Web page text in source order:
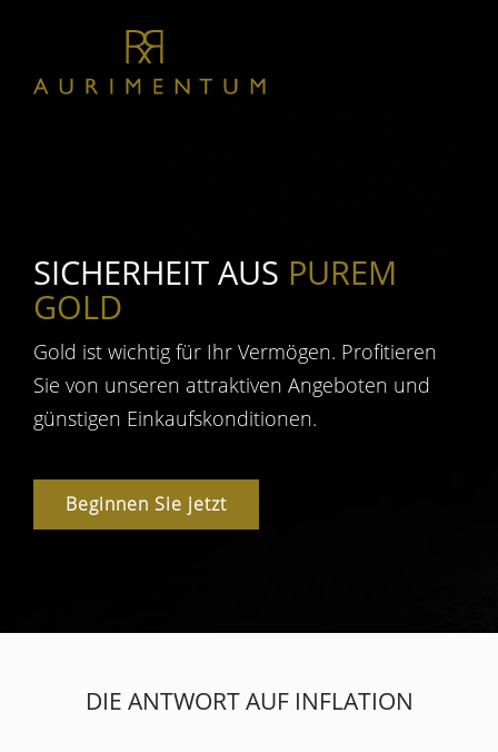
springen
SICHERHEIT AUS PUREM
GOLD
Gold ist wichtig für Ihr Vermögen. Profitieren
Sie von unseren attraktiven Angeboten und
günstigen Einkaufskonditionen.
Beginnen Sie jetzt
DIE ANTWORT AUF INFLATION